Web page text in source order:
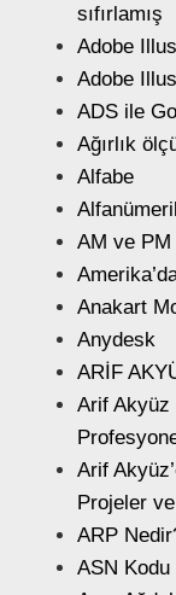
sıfırlamış
Adobe
Adobe
ADS ile
Ağırlık
Alfabe
AM ve PM
Anakart
Anydesk
ARİF
Arif Akyüz
Arif
Projeler
ARP
ASN Kodu